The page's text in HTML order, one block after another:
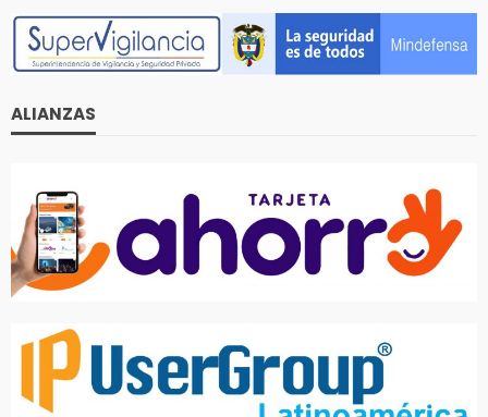
ALIANZAS